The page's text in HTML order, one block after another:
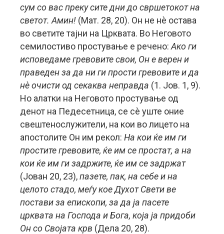
сум со вас преку сите дни до свршетокот на
светот. Амин! (Мат. 28, 20). Он не нè остава
во светите тајни на Црквата. Во Неговото
семилостиво простување е речено: Ако ги
исповедаме гревовите свои, Он е верен и
праведен за да ни ги прости гревовите и да
нè очисти од секаква неправда (1. Јов. 1, 9).
Но алатки на Неговото простување од
денот на Педесетница, се сè уште оние
свештенослужители, на кои во лицето на
апостолите Он им рекол: На кои ќе им ги
простите гревовите, ќе им се простат, а на
кои ќе им ги задржите, ќе им се задржат
(Јован 20, 23),пазете, пак, на себе и на
целото стадо, меѓу кое Духот Свети ве
постави за епископи, за да ја пасете
црквата на Господа и Бога, која ја придоби
Он со Својата крв (Дела 20, 28).